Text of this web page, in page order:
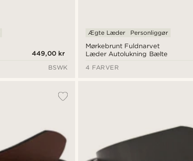
449,00 kr
BSWK
Mørkebrunt Fuldnarvet
Læder Autolukning Bælte
Ægte Læder Personliggør
4 FARVER